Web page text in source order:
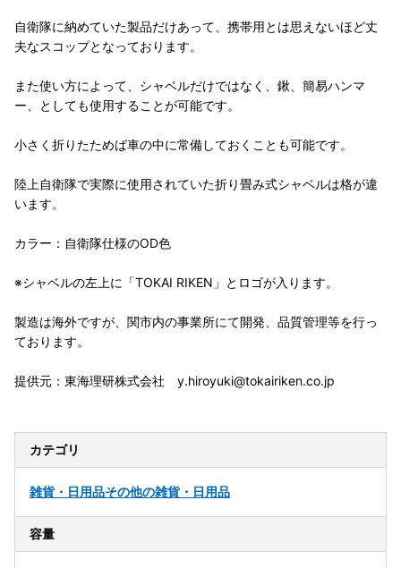
自衛隊に納めていた製品だけあって、携帯用とは思えないほど丈
夫なスコップとなっております。
また使い方によって、シャベルだけではなく、鍬、簡易ハンマ
ー、としても使用することが可能です。
小さく折りたためば車の中に常備しておくことも可能です。
陸上自衛隊で実際に使用されていた折り畳み式シャベルは格が違
います。
カラー：自衛隊仕様のOD色
※シャベルの左上に「TOKAI RIKEN」とロゴが入ります。
製造は海外ですが、関市内の事業所にて開発、品質管理等を行っ
ております。
提供元：東海理研株式会社 y.hiroyuki@tokairiken.co.jp
カテゴリ
雑貨・日用品その他の雑貨・日用品
容量